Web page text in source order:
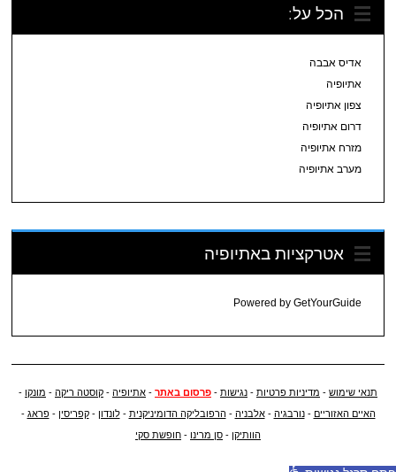
הכל על:
אדיס אבבה
אתיופיה
צפון אתיופיה
דרום אתיופיה
מזרח אתיופיה
מערב אתיופיה
אטרקציות באתיופיה
Powered by GetYourGuide
תנאי שימוש - מדיניות פרטיות - נגישות - פרסום באתר - אתיופיה - קוסטה ריקה - מונקו -
האיים האזוריים -נורבגיה -אלבניה -הרפובליקה הדומיניקנית -לונדון -קפריסין -פראג -
הוותיקן - סן מרינו - חופשת סקי